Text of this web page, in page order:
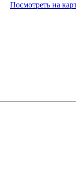
Посмотреть на